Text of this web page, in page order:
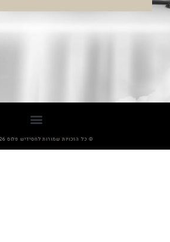
© כל הזכויות שמורות לחסידיש פלוס 2013-2026